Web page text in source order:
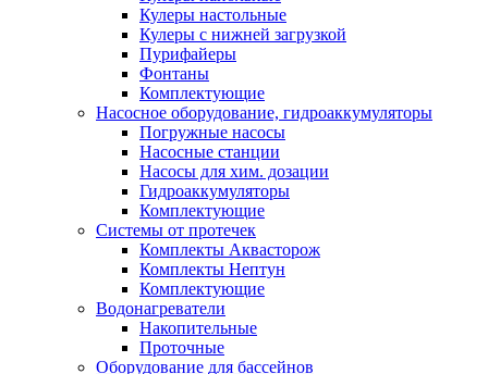
Кулеры настольные
Кулеры с нижней загрузкой
Пурифайеры
Фонтаны
Комплектующие
Насосное оборудование, гидроаккумуляторы
Погружные насосы
Насосные станции
Насосы для хим. дозации
Гидроаккумуляторы
Комплектующие
Системы от протечек
Комплекты Аквасторож
Комплекты Нептун
Комплектующие
Водонагреватели
Накопительные
Проточные
Оборудование для бассейнов